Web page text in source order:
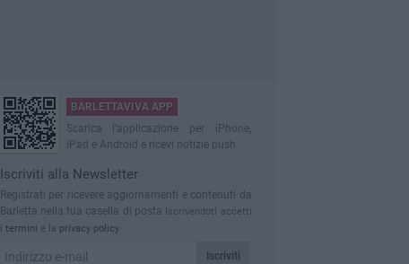
BARLETTAVIVA APP
Scarica l'applicazione per iPhone,
iPad e Android e ricevi notizie push
Iscriviti alla Newsletter
Registrati per ricevere aggiornamenti e contenuti da
Barletta nella tua casella di posta Iscrivendoti accetti
i termini e la privacy policy
Iscriviti